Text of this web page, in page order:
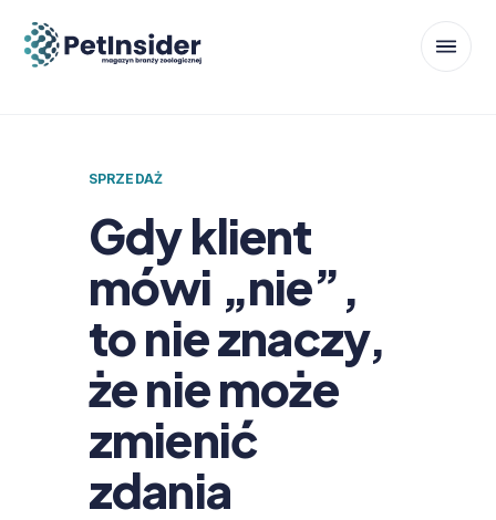
SPRZEDAŻ
Gdy klient
mówi „nie”,
to nie znaczy,
że nie może
zmienić
zdania